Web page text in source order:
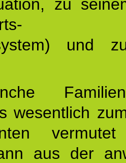
zu
und
wesentlich
vermutet
aus der